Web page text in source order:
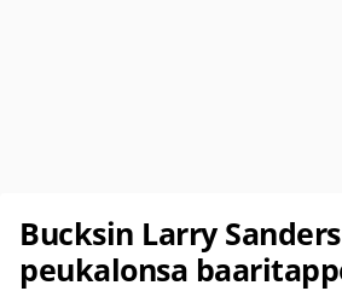
Bucksin Larry
peukalonsa